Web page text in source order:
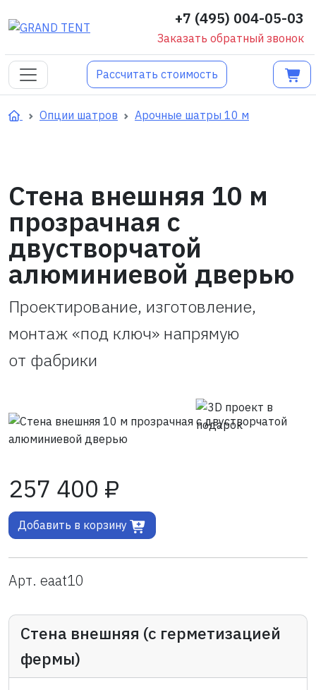
+7 (495) 004-05-03
Заказать обратный звонок
Рассчитать стоимость
Опции шатров Арочные шатры 10 м
Стена внешняя 10 м
прозрачная с
двустворчатой
алюминиевой дверью
Проектирование, изготовление,
монтаж «под ключ» напрямую
от фабрики
257 400 ₽
Добавить в корзину
Арт. eaat10
Стена внешняя (с герметизацией
фермы)